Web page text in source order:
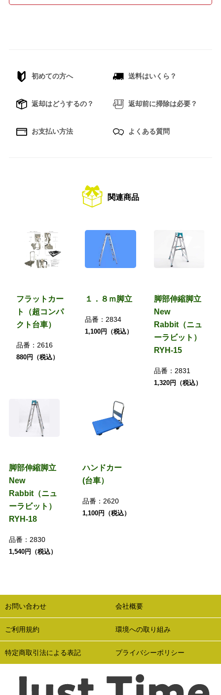
初めての方へ 送料はいくら？
返却はどうするの？ 返却前に掃除は必要？
お支払い方法 よくある質問
関連商品
フラットカー
ト（超コンパ
クト台車）
品番： 2616
880円（税込）
１．８ｍ脚立
品番： 2834
1,100円（税込）
脚部伸縮脚立
New
Rabbit（ニュ
ーラビット）
RYH-15
品番： 2831
1,320円（税込）
脚部伸縮脚立
New
Rabbit（ニュ
ーラビット）
RYH-18
品番： 2830
1,540円（税込）
ハンドカー
(台車）
品番： 2620
1,100円（税込）
お問い合わせ 会社概要
ご利用規約 環境への取り組み
特定商取引法による表記 プライバシーポリシー